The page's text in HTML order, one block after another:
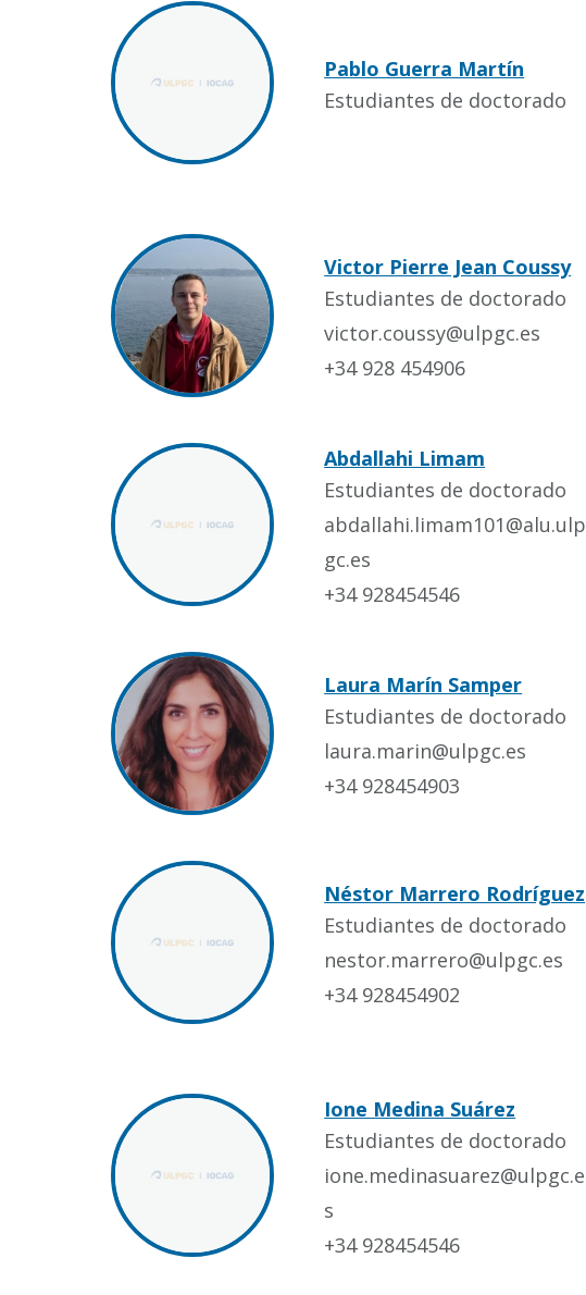
Pablo Guerra Martín
Estudiantes de doctorado
Victor Pierre Jean Coussy
Estudiantes de doctorado
victor.coussy@ulpgc.es
+34 928 454906
Abdallahi Limam
Estudiantes de doctorado
abdallahi.limam101@alu.ulp
gc.es
+34 928454546
Laura Marín Samper
Estudiantes de doctorado
laura.marin@ulpgc.es
+34 928454903
Néstor Marrero Rodríguez
Estudiantes de doctorado
nestor.marrero@ulpgc.es
+34 928454902
Ione Medina Suárez
Estudiantes de doctorado
ione.medinasuarez@ulpgc.e
s
+34 928454546